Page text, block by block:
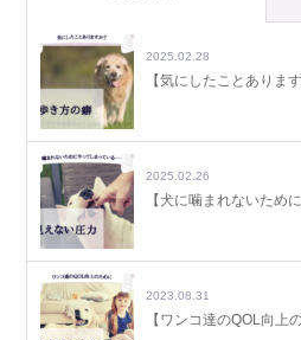
2025.02.28
【気にしたことあり
2025.02.26
【犬に噛まれないため
2023.08.31
【ワンコ達のQOL向